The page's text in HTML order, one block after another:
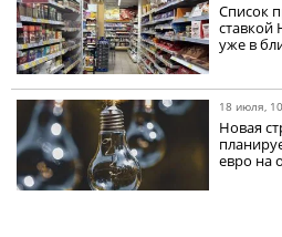
Список
уже в
18 июля,
Новая
евро на